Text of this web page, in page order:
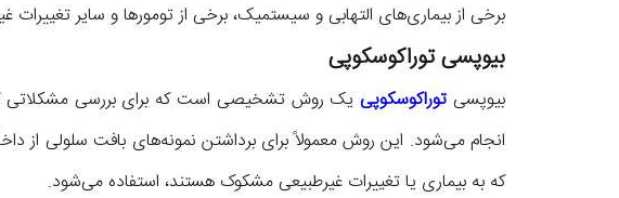
برخی از بیماری‌های التهابی و سیستمیک، برخی از تومورها و سایر تغییرات
بیوپسی توراکوسکوپی
بیوپسی توراکوسکوپییک روش تشخیصی است که برای بررسی مشکلاتی
انجام می‌شود. این روش معمولاً برای برداشتن نمونه‌های بافت سلولی از
که به بیماری یا تغییرات غیرطبیعی مشکوک هستند، استفاده می‌شود.